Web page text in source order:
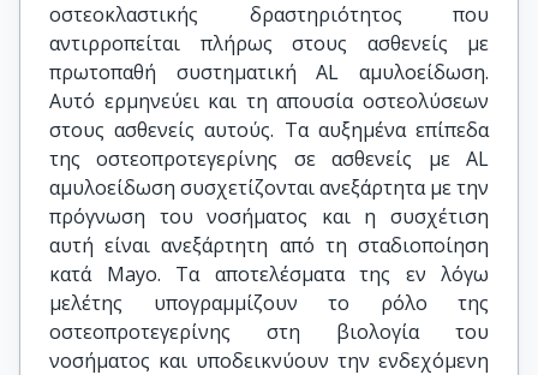
οστεοκλαστικής δραστηριότητος που
αντιρροπείται πλήρως στους ασθενείς με
πρωτοπαθή συστηματική AL αμυλοείδωση.
Αυτό ερμηνεύει και τη απουσία οστεολύσεων
στους ασθενείς αυτούς. Τα αυξημένα επίπεδα
της οστεοπροτεγερίνης σε ασθενείς με AL
αμυλοείδωση συσχετίζονται ανεξάρτητα με την
πρόγνωση του νοσήματος και η συσχέτιση
αυτή είναι ανεξάρτητη από τη σταδιοποίηση
κατά Mayo. Τα αποτελέσματα της εν λόγω
μελέτης υπογραμμίζουν το ρόλο της
οστεοπροτεγερίνης στη βιολογία του
νοσήματος και υποδεικνύουν την ενδεχόμενη